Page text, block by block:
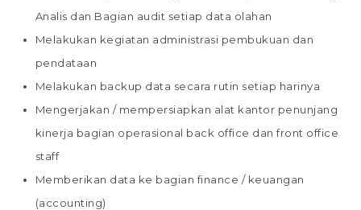
Analis dan Bagian audit setiap data olahan
Melakukan kegiatan administrasi pembukuan dan
pendataan
Melakukan backup data secara rutin setiap harinya
Mengerjakan / mempersiapkan alat kantor penunjang
kinerja bagian operasional back office dan front office
staff
Memberikan data ke bagian finance / keuangan
(accounting)